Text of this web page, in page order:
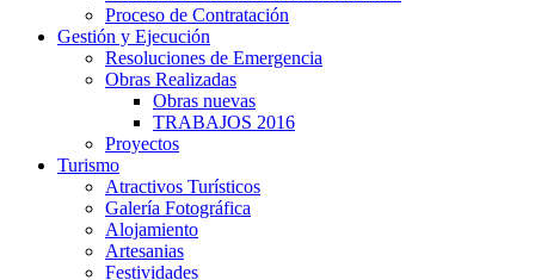
Proceso de Contratación
Gestión y Ejecución
Resoluciones de Emergencia
Obras Realizadas
Obras nuevas
TRABAJOS 2016
Proyectos
Turismo
Atractivos Turísticos
Galería Fotográfica
Alojamiento
Artesanias
Festividades